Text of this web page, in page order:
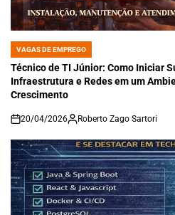
POSTED
IN
VAGAS DE EMPREGO
Técnico de TI Júnior: Como Iniciar
Infraestrutura e Redes em um
Crescimento
on
20/04/2026 Roberto Zago Sartori